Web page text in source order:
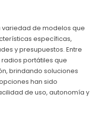
de modelos que
específicas,
y presupuestos. Entre
portátiles que
brindando soluciones
han sido
de uso, autonomía y